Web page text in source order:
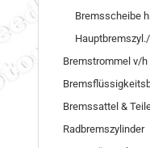
Bremsscheibe
Bremstrommel v/h
Bremssattel &
Radbremszylinder